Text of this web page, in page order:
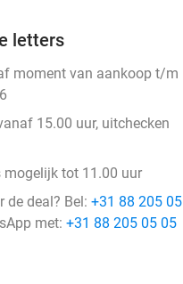
letters
moment van aankoop t/m
15.00 uur, uitchecken
mogelijk tot 11.00 uur
de deal? Bel: +31 88 205 05
met: +31 88 205 05 05